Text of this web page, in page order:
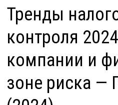
Тренды
контроля
компании и
зоне риска —